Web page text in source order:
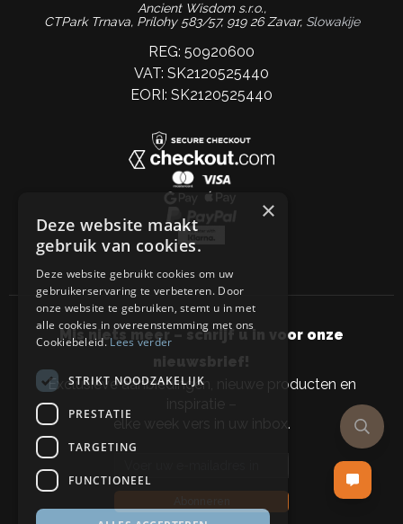
Ancient Wisdom s.r.o.,
CTPark Trnava, Prílohy 583/57, 919 26 Zavar, Slowakije
REG: 50920600
VAT: SK2120525440
EORI: SK2120525440
Mis niets meer – schrijf u in voor onze
nieuwsbrief!
Exclusieve aanbiedingen, nieuwe producten en
inspiratie –
elke week vers in uw inbox.
×
Deze website maakt
gebruik van cookies.
Deze website gebruikt cookies om uw
gebruikerservaring te verbeteren. Door
onze website te gebruiken, stemt u in met
alle cookies in overeenstemming met ons
Cookiebeleid.Lees verder
STRIKT NOODZAKELIJK
PRESTATIE
TARGETING
FUNCTIONEEL